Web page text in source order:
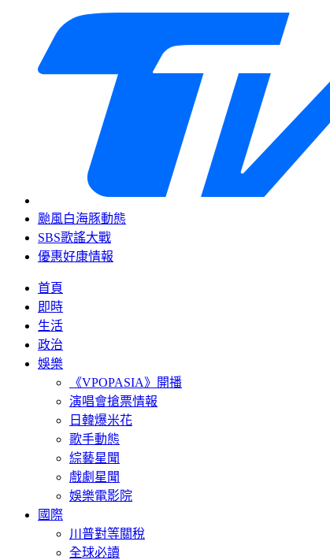
颱風白海豚動態
SBS歌謠大戰
優惠好康情報
首頁
即時
生活
政治
娛樂
《VPOPASIA》開播
演唱會搶票情報
日韓爆米花
歌手動態
綜藝星聞
戲劇星聞
娛樂電影院
國際
川普對等關稅
全球必讀